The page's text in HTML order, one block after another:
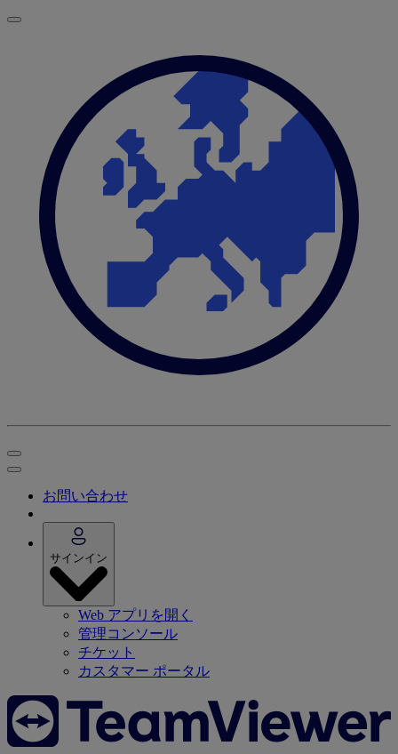
お問い合わせ
サインイン
Web アプリを開く
管理コンソール
チケット
カスタマー ポータル